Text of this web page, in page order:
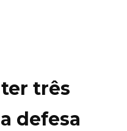
três
defesa